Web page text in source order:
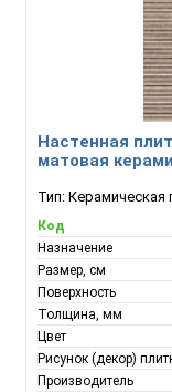
Настенная
матовая
Тип: Керамическая
Код
Назначение
Размер, см
Поверхность
Толщина, мм
Цвет
Рисунок (декор)
Производитель